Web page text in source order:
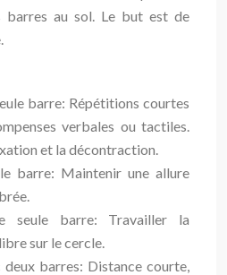
barres au sol. Le but est de
barre: Répétitions courtes
verbales ou tactiles.
et la décontraction.
barre: Maintenir une allure
seule barre: Travailler la
sur le cercle.
barres: Distance courte,